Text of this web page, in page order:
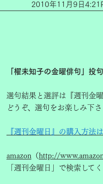
2010年11月9日
「櫂未知子の金曜俳句」投
選句結果と選評は『週刊金
どうぞ、選句をお楽しみ下
『週刊金曜日』の購入方法
amazon （http://
「週刊金曜日」で検索して